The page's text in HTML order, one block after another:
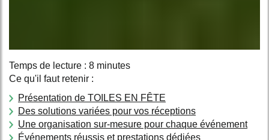
Temps de lecture : 8 minutes
Ce qu'il faut retenir :
Présentation de TOILES EN FÊTE
Des solutions variées pour vos réceptions
Une organisation sur-mesure pour chaque événement
Événements réussis et prestations dédiées